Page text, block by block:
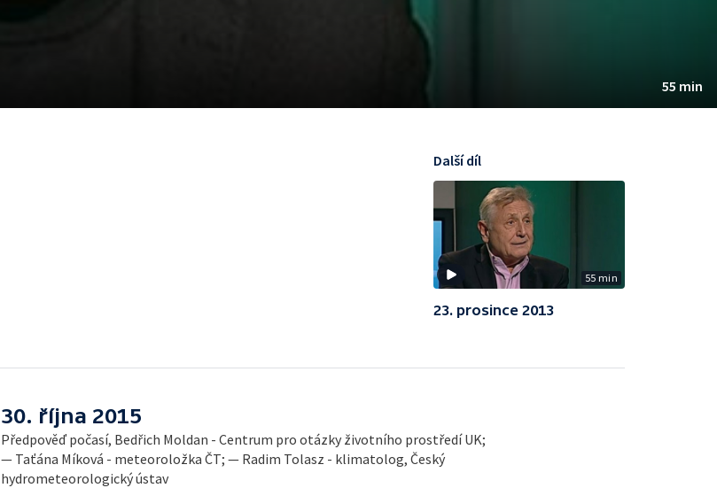
55 min
55 min
Další díl
23. prosince 2013
30. října 2015
Předpověď počasí, Bedřich Moldan - Centrum pro otázky životního prostředí UK;
— Taťána Míková - meteoroložka ČT; — Radim Tolasz - klimatolog, Český
hydrometeorologický ústav